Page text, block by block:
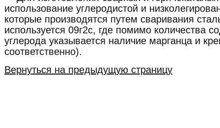
использование углеродистой и
которые производятся путем сваривания
используется 09г2с, где помимо количества
углерода указывается наличие марганца и
соответственно).
Вернуться на предыдущую страницу